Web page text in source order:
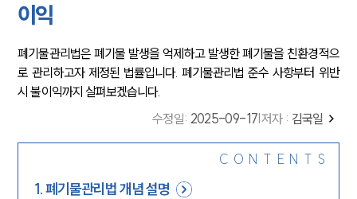
이익
폐기물관리법은 폐기물 발생을 억제하고 발생한 폐기물을 친환경적으
로 관리하고자 제정된 법률입니다. 폐기물관리법 준수 사항부터 위반
시 불이익까지 살펴보겠습니다.
수정일: 2025-09-17 저자 : 김국일
CONTENTS
1.폐기물관리법 개념 설명